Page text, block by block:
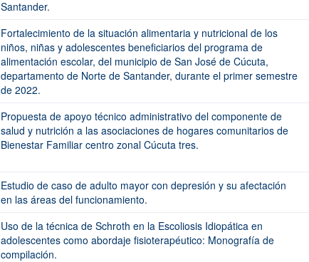
Santander.
Fortalecimiento de la situación alimentaria y nutricional de los
niños, niñas y adolescentes beneficiarios del programa de
alimentación escolar, del municipio de San José de Cúcuta,
departamento de Norte de Santander, durante el primer semestre
de 2022.
Propuesta de apoyo técnico administrativo del componente de
salud y nutrición a las asociaciones de hogares comunitarios de
Bienestar Familiar centro zonal Cúcuta tres.
Estudio de caso de adulto mayor con depresión y su afectación
en las áreas del funcionamiento.
Uso de la técnica de Schroth en la Escoliosis Idiopática en
adolescentes como abordaje fisioterapéutico: Monografía de
compilación.